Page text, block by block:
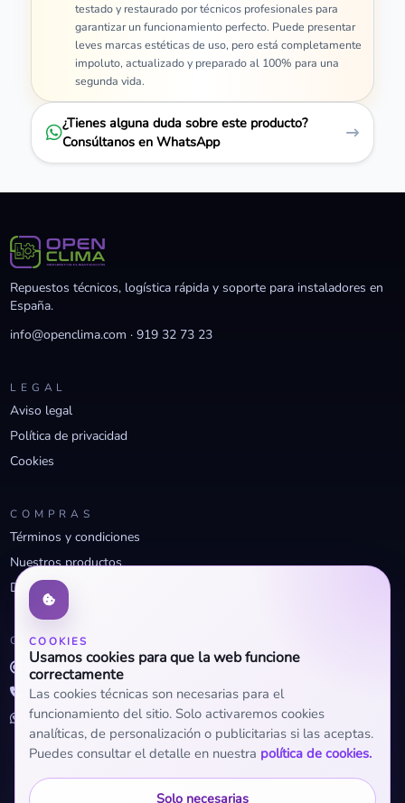
testado y restaurado por técnicos profesionales para
garantizar un funcionamiento perfecto. Puede presentar
leves marcas estéticas de uso, pero está completamente
impoluto, actualizado y preparado al 100% para una
segunda vida.
¿Tienes alguna duda sobre este producto?
Consúltanos en WhatsApp
COOKIES
Usamos cookies para que la web funcione
correctamente
Las cookies técnicas son necesarias para el
funcionamiento del sitio. Solo activaremos cookies
analíticas, de personalización o publicitarias si las aceptas.
Puedes consultar el detalle en nuestra política de cookies.
Solo necesarias
Repuestos técnicos, logística rápida y soporte para instaladores en
España.
info@openclima.com ·919 32 73 23
LEGAL
Aviso legal
Política de privacidad
Cookies
COMPRAS
Términos y condiciones
Nuestros productos
Descuentos profesionales
CONTACTO
info@openclima.com
919 32 73 23
+34 623 56 04 93 (WhatsApp)